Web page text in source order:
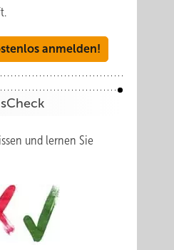
anmelden!
und lernen Sie